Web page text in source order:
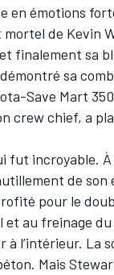
émotions
de Kevin
finalement sa
sa
Save Mart
crew chief, a
incroyable. À
de son
pour le
au freinage du
l’intérieur. La
Mais